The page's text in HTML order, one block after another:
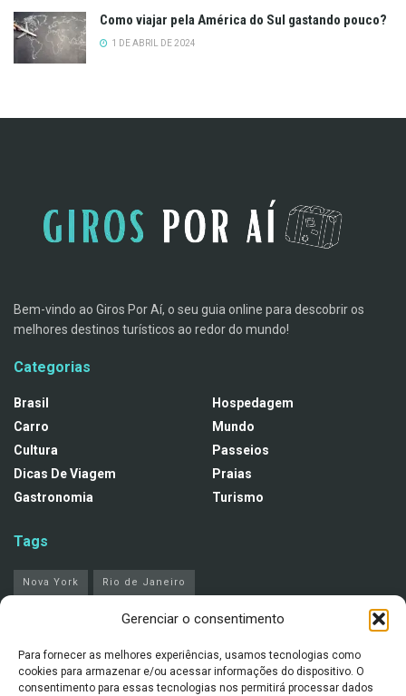
Gerenciar o consentimento
Para fornecer as melhores experiências, usamos tecnologias como
cookies para armazenar e/ou acessar informações do dispositivo. O
consentimento para essas tecnologias nos permitirá processar dados
Como viajar pela América do Sul gastando pouco?
1 DE ABRIL DE 2024
Bem-vindo ao Giros Por Aí, o seu guia online para descobrir os
melhores destinos turísticos ao redor do mundo!
Categorias
Brasil
Carro
Cultura
Dicas De Viagem
Gastronomia
Hospedagem
Mundo
Passeios
Praias
Turismo
Tags
Nova York Rio de Janeiro
Notícias recentes
Rio de Janeiro com pouco dinheiro: como
aproveitar a cidade sem gastar muito